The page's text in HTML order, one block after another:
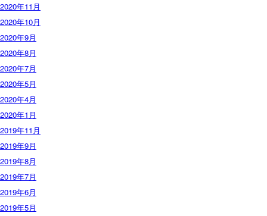
2020年11月
2020年10月
2020年9月
2020年8月
2020年7月
2020年5月
2020年4月
2020年1月
2019年11月
2019年9月
2019年8月
2019年7月
2019年6月
2019年5月